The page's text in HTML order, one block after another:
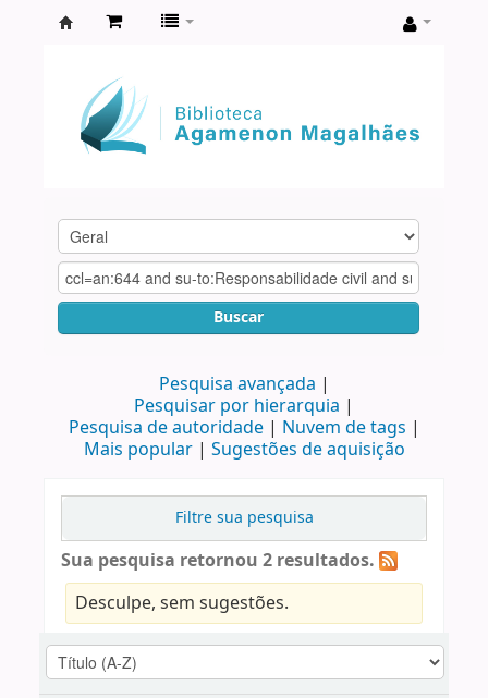
Agamenon
Magalhães
Buscar
Pesquisa avançada
Pesquisar por hierarquia
Pesquisa de autoridade
Nuvem de tags
Mais popular
Sugestões de aquisição
Filtre sua pesquisa
Sua pesquisa retornou 2 resultados.
Desculpe, sem sugestões.